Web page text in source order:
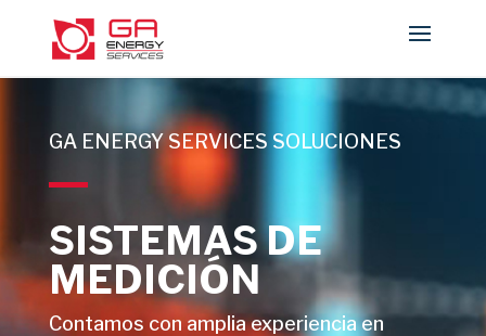
GA ENERGY SERVICES SOLUCIONES
SISTEMAS DE
MEDICIÓN
Contamos con amplia experiencia en